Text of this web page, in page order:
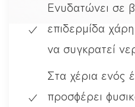
Ενυδατώνει σε
επιδερμίδα
να συγκρατεί
Στα χέρια ενός
προσφέρει